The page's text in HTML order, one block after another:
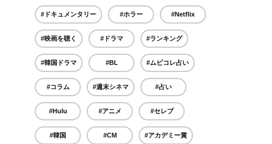
#ドキュメンタリー #ホラー #Netflix
#映画を聴く #ドラマ #ランキング
#韓国ドラマ #BL #ムビコレ占い
#コラム #週末シネマ #占い
#Hulu #アニメ #セレブ
#韓国 #CM #アカデミー賞